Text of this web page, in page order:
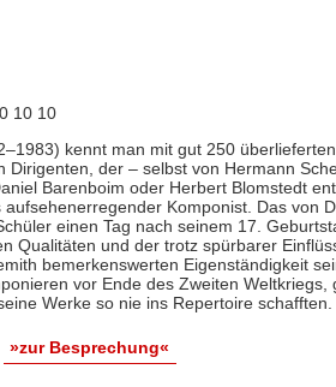
10 10
kennt man mit gut 250
Dirigenten, der – selbst von Hermann
Barenboim oder Herbert Blomstedt
Komponist. Das von
einen Tag nach seinem 17.
Qualitäten und der trotz spürbarer
bemerkenswerten Eigenständigkeit
vor Ende des Zweiten Weltkriegs,
Werke so nie ins Repertoire schafften.
»zur Besprechung«